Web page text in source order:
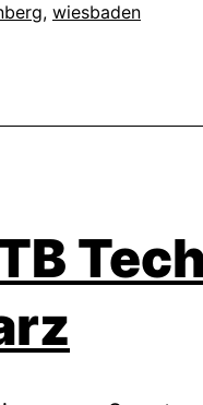
, wiesbaden